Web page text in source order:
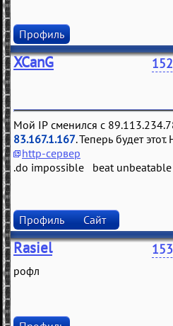
Профиль
XCanG
Мой IP сменился с
83.167.1.167. Теперь будет
http-сервер
.do impossible beat unbeatable
Профиль Сайт
Rasiel
рофл